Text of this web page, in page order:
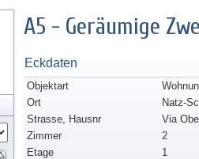
A5 - Geräumige
Eckdaten
Objektart
Ort
Natz-
Strasse, Hausnr
Via
Zimmer
2
Etage
1